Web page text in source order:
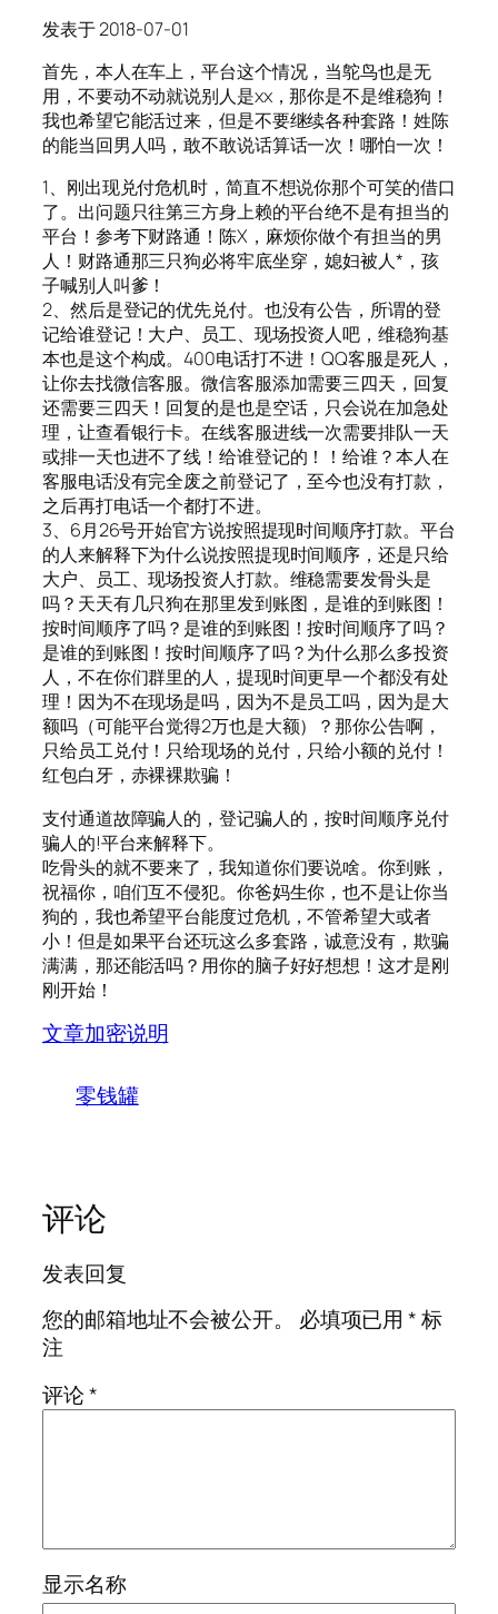
发表于 2018-07-01
首先，本人在车上，平台这个情况，当鸵鸟也是无
用，不要动不动就说别人是xx，那你是不是维稳狗！
我也希望它能活过来，但是不要继续各种套路！姓陈
的能当回男人吗，敢不敢说话算话一次！哪怕一次！
1、刚出现兑付危机时，简直不想说你那个可笑的借口
了。出问题只往第三方身上赖的平台绝不是有担当的
平台！参考下财路通！陈X，麻烦你做个有担当的男
人！财路通那三只狗必将牢底坐穿，媳妇被人*，孩
子喊别人叫爹！
2、然后是登记的优先兑付。也没有公告，所谓的登
记给谁登记！大户、员工、现场投资人吧，维稳狗基
本也是这个构成。400电话打不进！QQ客服是死人，
让你去找微信客服。微信客服添加需要三四天，回复
还需要三四天！回复的是也是空话，只会说在加急处
理，让查看银行卡。在线客服进线一次需要排队一天
或排一天也进不了线！给谁登记的！！给谁？本人在
客服电话没有完全废之前登记了，至今也没有打款，
之后再打电话一个都打不进。
3、6月26号开始官方说按照提现时间顺序打款。平台
的人来解释下为什么说按照提现时间顺序，还是只给
大户、员工、现场投资人打款。维稳需要发骨头是
吗？天天有几只狗在那里发到账图，是谁的到账图！
按时间顺序了吗？是谁的到账图！按时间顺序了吗？
是谁的到账图！按时间顺序了吗？为什么那么多投资
人，不在你们群里的人，提现时间更早一个都没有处
理！因为不在现场是吗，因为不是员工吗，因为是大
额吗（可能平台觉得2万也是大额）？那你公告啊，
只给员工兑付！只给现场的兑付，只给小额的兑付！
红包白牙，赤裸裸欺骗！
支付通道故障骗人的，登记骗人的，按时间顺序兑付
骗人的!平台来解释下。
吃骨头的就不要来了，我知道你们要说啥。你到账，
祝福你，咱们互不侵犯。你爸妈生你，也不是让你当
狗的，我也希望平台能度过危机，不管希望大或者
小！但是如果平台还玩这么多套路，诚意没有，欺骗
满满，那还能活吗？用你的脑子好好想想！这才是刚
刚开始！
文章加密说明
零钱罐
评论
发表回复
您的邮箱地址不会被公开。
必填项已用*标
注
评论*
显示名称